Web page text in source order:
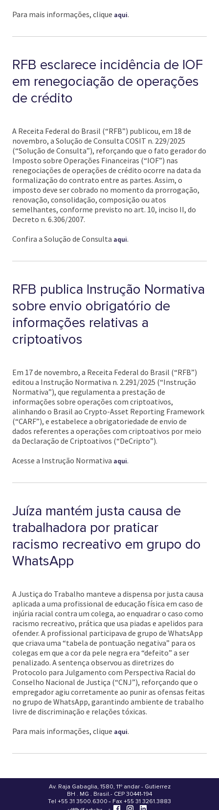
Para mais informações, clique aqui.
RFB esclarece incidência de IOF
em renegociação de operações
de crédito
A Receita Federal do Brasil (“RFB”) publicou, em 18 de
novembro, a Solução de Consulta COSIT n. 229/2025
(“Solução de Consulta”), reforçando que o fato gerador do
Imposto sobre Operações Financeiras (“IOF”) nas
renegociações de operações de crédito ocorre na data da
formalização do contrato entre as partes. Assim, o
imposto deve ser cobrado no momento da prorrogação,
renovação, consolidação, composição ou atos
semelhantes, conforme previsto no art. 10, inciso II, do
Decreto n. 6.306/2007.
Confira a Solução de Consulta aqui.
RFB publica Instrução Normativa
sobre envio obrigatório de
informações relativas a
criptoativos
Em 17 de novembro, a Receita Federal do Brasil (“RFB”)
editou a Instrução Normativa n. 2.291/2025 (“Instrução
Normativa”), que regulamenta a prestação de
informações sobre operações com criptoativos,
alinhando o Brasil ao Crypto-Asset Reporting Framework
(“CARF”), e estabelece a obrigatoriedade de envio de
dados referentes a operações com criptoativos por meio
da Declaração de Criptoativos (“DeCripto”).
Acesse a Instrução Normativa aqui.
Juíza mantém justa causa de
trabalhadora por praticar
racismo recreativo em grupo do
WhatsApp
A Justiça do Trabalho manteve a dispensa por justa causa
aplicada a uma profissional de educação física em caso de
injúria racial contra um colega, ao enquadrar o caso como
racismo recreativo, prática que usa piadas e apelidos para
ofender. A profissional participava de grupo de WhatsApp
que criava uma “tabela de pontuação negativa” para os
colegas em que a cor da pele negra era “defeito” a ser
penalizado. A sentença observou as diretrizes do
Protocolo para Julgamento com Perspectiva Racial do
Conselho Nacional de Justiça (“CNJ”), reforçando que o
empregador agiu corretamente ao punir as ofensas feitas
no grupo de WhatsApp, garantindo ambiente de trabalho
livre de discriminação e relações tóxicas.
Para mais informações, clique aqui.
Av. Raja Gabaglia, 1580, 11º andar - Gutierrez
.
BH . MG . Brasil - CEP 30441-194
-
Tel +55 31 3500.6300 - Fax +55 31 3261.3883